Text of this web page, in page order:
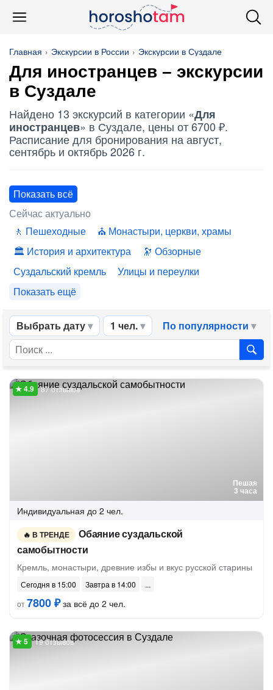
Главная Экскурсии в России Экскурсии в Суздале
Для иностранцев – экскурсии
в Суздале
Найдено 13 экскурсий в категории «Для
иностранцев» в Суздале, цены от 6700 ₽.
Расписание для бронирования на август,
сентябрь и октябрь 2026 г.
Показать всё
Сейчас актуально
Пешеходные
Монастыри, церкви, храмы
История и архитектура
Обзорные
Суздальский кремль
Улицы и переулки
Показать ещё
Выбрать дату 1 чел. По популярности
Пешая
3 часа
87 отзывов
Индивидуальная до 2 чел.
В ТРЕНДЕ
Обаяние суздальской
самобытности
Кремль, монастыри, древние избы и вкус русской старины
Сегодня в 15:00
Завтра в 14:00
от7800 ₽за всё до 2 чел.
19 отзывов